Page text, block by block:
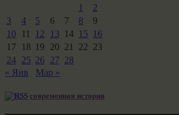
1
2
3
4 5 6 7 8
9
10
11 12 13 14 15
16
17
18 19 20 21 22 23
24 25 26 27 28
« Янв
Мар »
современная история